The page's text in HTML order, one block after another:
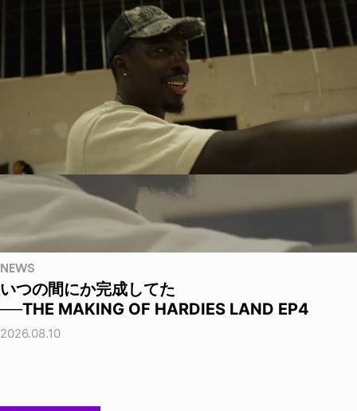
NEWS
いつの間にか完成してた
──THE MAKING OF HARDIES LAND EP4
2026.08.10